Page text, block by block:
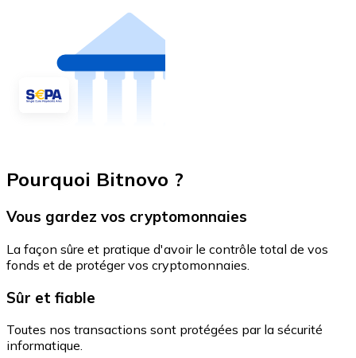
Pourquoi Bitnovo ?
Vous gardez vos cryptomonnaies
La façon sûre et pratique d'avoir le contrôle total de vos
fonds et de protéger vos cryptomonnaies.
Sûr et fiable
Toutes nos transactions sont protégées par la sécurité
informatique.